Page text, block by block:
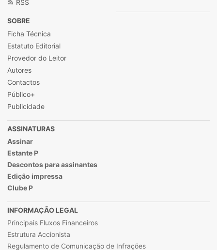
RSS
SOBRE
Ficha Técnica
Estatuto Editorial
Provedor do Leitor
Autores
Contactos
Público+
Publicidade
ASSINATURAS
Assinar
Estante P
Descontos para assinantes
Edição impressa
Clube P
INFORMAÇÃO LEGAL
Principais Fluxos Financeiros
Estrutura Accionista
Regulamento de Comunicação de Infrações